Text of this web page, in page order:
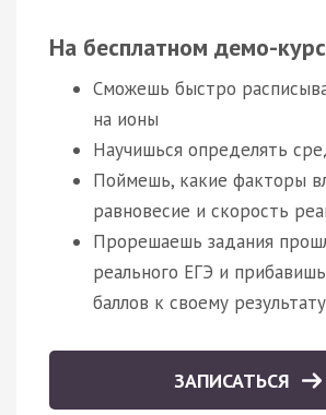
На бесплатном демо-
Сможешь быстро
на ионы
Научишься определять
Поймешь, какие факторы
равновесие и скорость
Прорешаешь задания
реального ЕГЭ и
баллов к своему результату
ЗАПИСАТЬСЯ